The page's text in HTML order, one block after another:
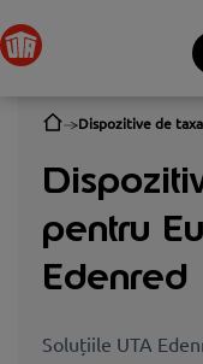
Dispozitive de
pentru
Edenred
Soluțiile UTA